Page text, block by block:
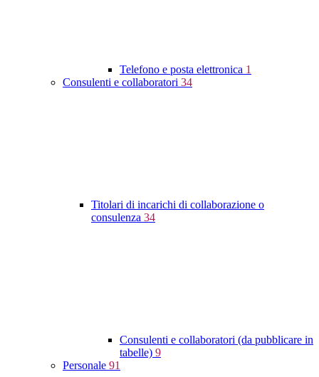
Telefono e posta elettronica 1
Consulenti e collaboratori 34
Titolari di incarichi di collaborazione o
consulenza 34
Consulenti e collaboratori (da pubblicare in
tabelle) 9
Personale 91